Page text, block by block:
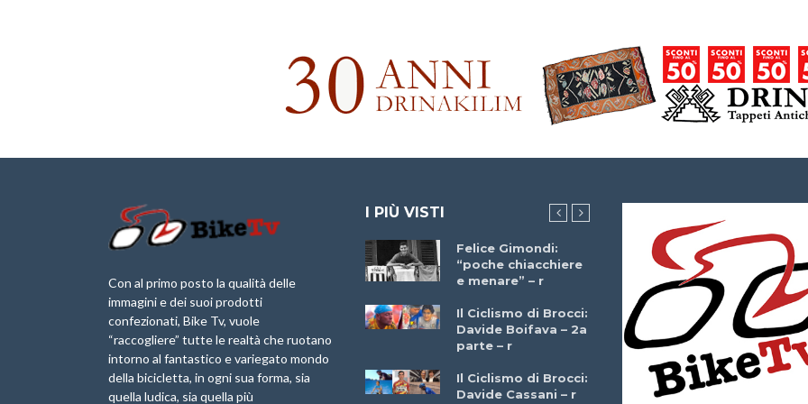
Con al primo posto la qualità delle
immagini e dei suoi prodotti
confezionati, Bike Tv, vuole
“raccogliere” tutte le realtà che ruotano
intorno al fantastico e variegato mondo
della bicicletta, in ogni sua forma, sia
quella ludica, sia quella più
I PIÙ VISTI
Briko Torino – 11
Maggio 2025 – r
Marathon 2025”
Borghi&Castelli” –
Anteprima
1a Edizione
Granfondo
Felice Gimondi:
“poche chiacchiere
e menare” – r
Il Ciclismo di Brocci:
Davide Boifava – 2a
parte – r
Il Ciclismo di Brocci:
Davide Cassani – r
Brocci Incontra
Giuseppe Martinelli
– r
Che cos’è il
triathlon? Con
Simone Diamantini
– r